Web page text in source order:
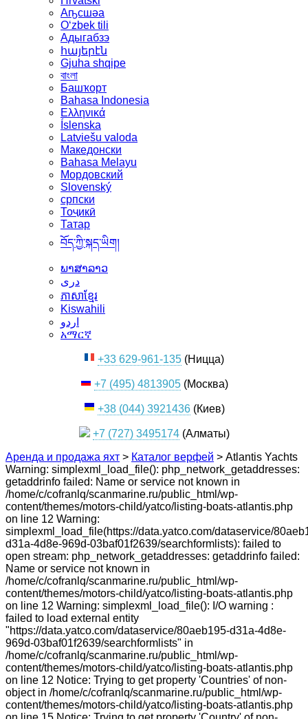
Аҧсшәа
Oʻzbek tili
Адыгабзэ
հայերէն
Gjuha shqipe
বাংলা
Башҡорт
Bahasa Indonesia
Ελληνικά
Íslenska
Latviešu valoda
Македонски
Bahasa Melayu
Мордовский
Slovenský
српски
Тоҷикӣ
Татар
བོད་ཀྱི་སྐད་ཡིག།
ພາສາລາວ
دری
ភាសាខ្មែរ
Kiswahili
اردو
አማርኛ
+33 629-961-135 (Ницца)
+7 (495) 4813905(Москва)
+38 (044) 3921436(Киев)
+7 (727) 3495174(Алматы)
Аренда и продажа яхт > Каталог верфей > Atlantis Yachts
Warning: simplexml_load_file(): php_network_getaddresses:
getaddrinfo failed: Name or service not known in
/home/c/cofranlq/scanmarine.ru/public_html/wp-
content/themes/motors-child/yatco/listing-boats-atlantis.php
on line 12 Warning:
simplexml_load_file(https://data.yatco.com/dataservice/
d31a-4d8e-969d-03baf01f2639/searchformlists): failed to
open stream: php_network_getaddresses: getaddrinfo failed:
Name or service not known in
/home/c/cofranlq/scanmarine.ru/public_html/wp-
content/themes/motors-child/yatco/listing-boats-atlantis.php
on line 12 Warning: simplexml_load_file(): I/O warning :
failed to load external entity
"https://data.yatco.com/dataservice/80aeb195-d31a-4d8e-
969d-03baf01f2639/searchformlists" in
/home/c/cofranlq/scanmarine.ru/public_html/wp-
content/themes/motors-child/yatco/listing-boats-atlantis.php
on line 12 Notice: Trying to get property 'Countries' of non-
object in /home/c/cofranlq/scanmarine.ru/public_html/wp-
content/themes/motors-child/yatco/listing-boats-atlantis.php